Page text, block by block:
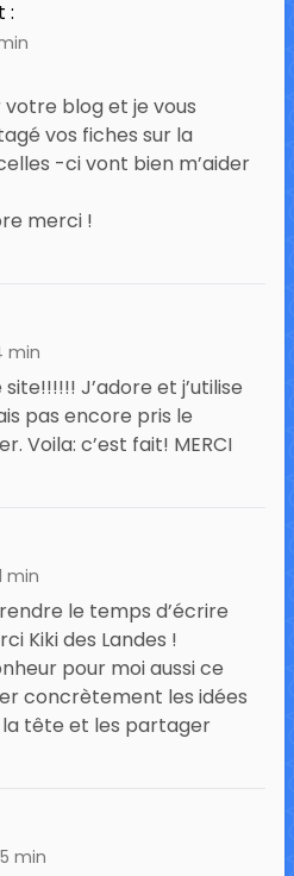
:
blog et je vous
vos fiches sur la
-ci vont bien m’aider
merci !
min
J’adore et j’utilise
pas encore pris le
Voila: c’est fait! MERCI
min
le temps d’écrire
Kiki des Landes !
pour moi aussi ce
concrètement les idées
tête et les partager
min